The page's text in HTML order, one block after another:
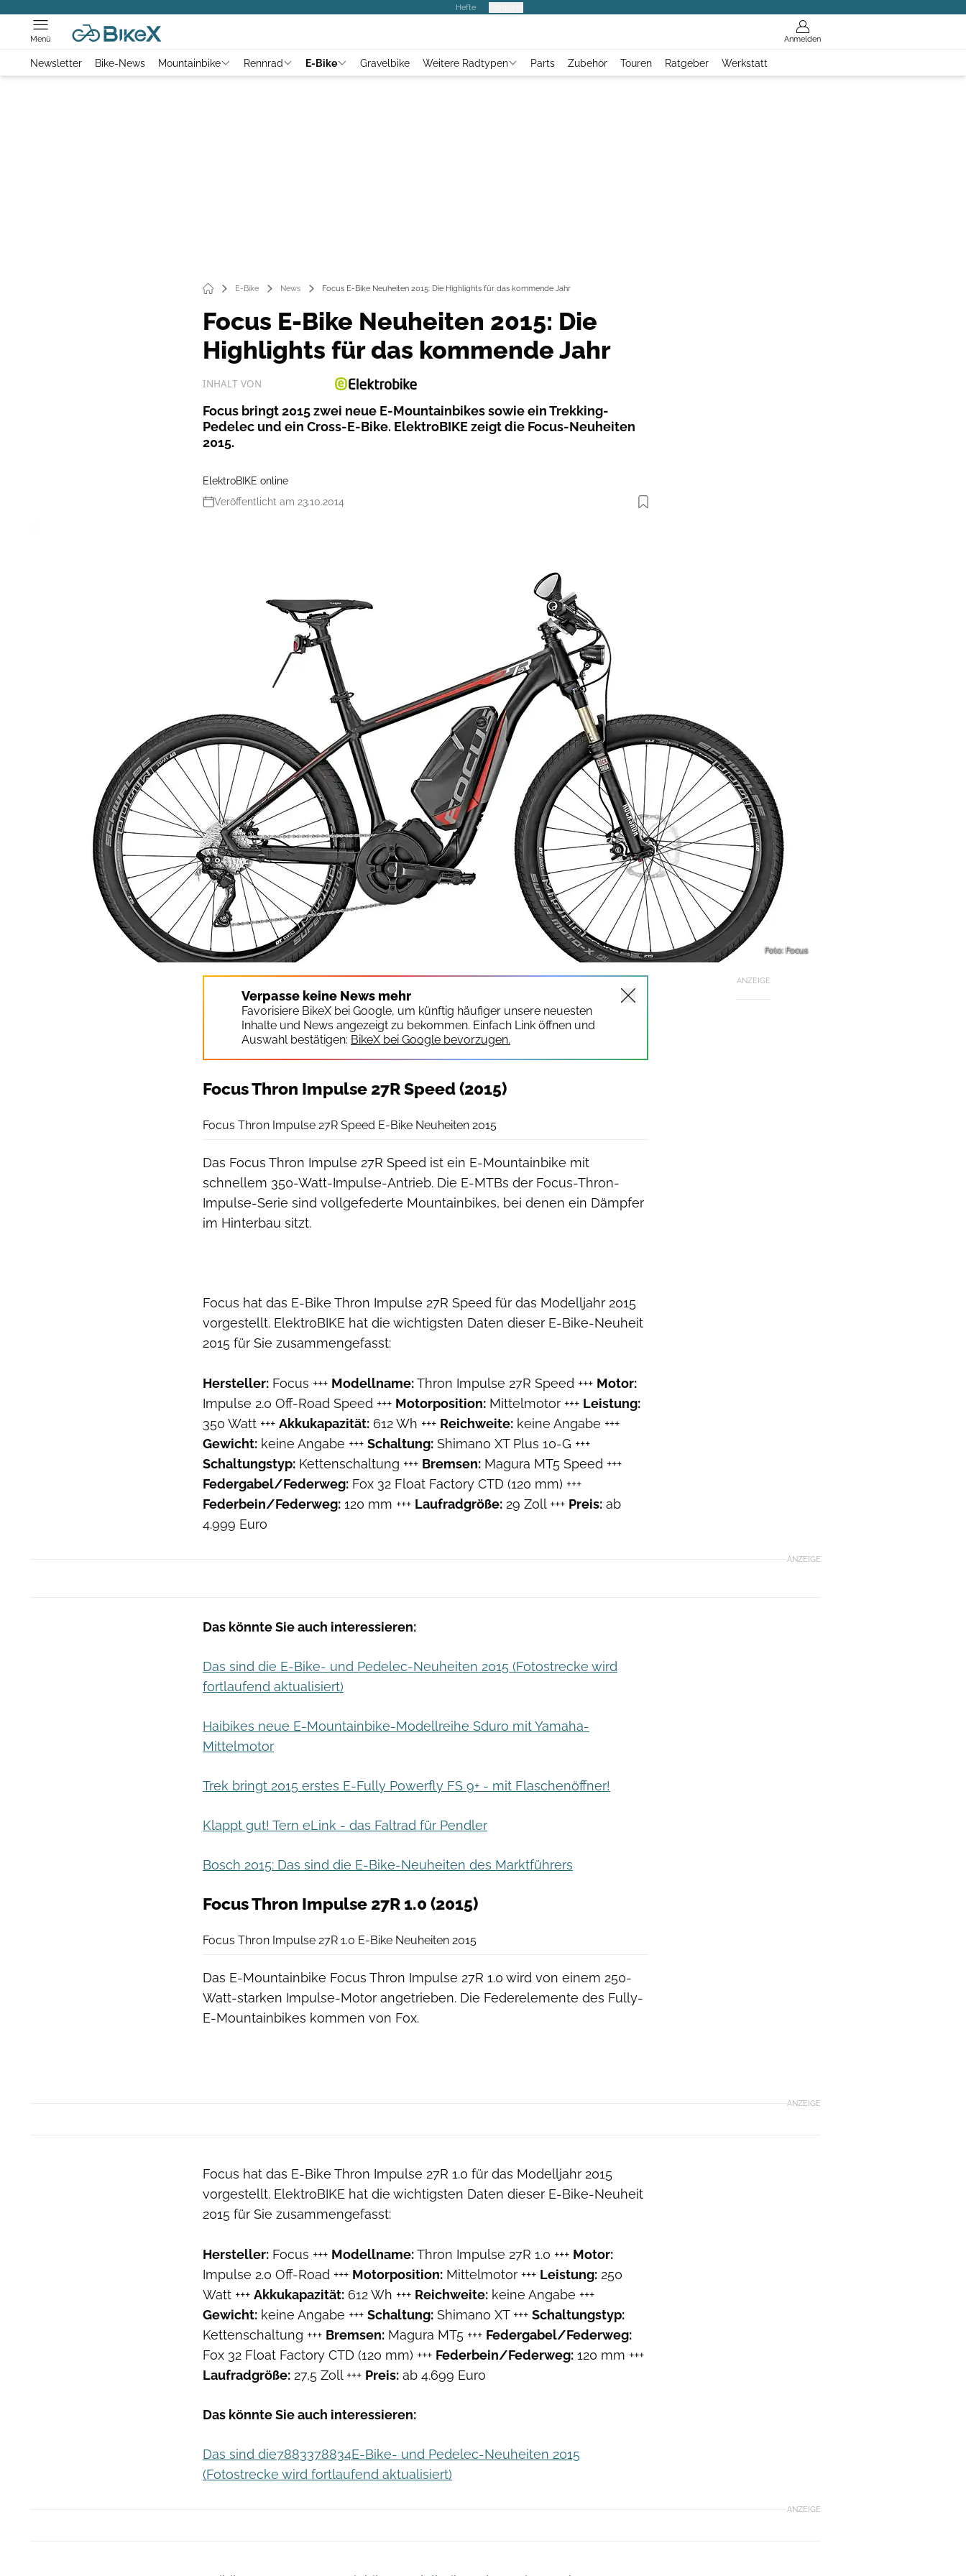
Hefte
Anmelden
Menü
Newsletter Bike-News Mountainbike Rennrad E-Bike Gravelbike Weitere Radtypen Parts Zubehör Touren Ratgeber Werkstatt
E-Bike News Focus E-Bike Neuheiten 2015: Die Highlights für das kommende Jahr
Focus E-Bike Neuheiten 2015: Die
Highlights für das kommende Jahr
INHALT VON
Focus bringt 2015 zwei neue E-Mountainbikes sowie ein Trekking-
Pedelec und ein Cross-E-Bike. ElektroBIKE zeigt die Focus-Neuheiten
2015.
ElektroBIKE online
Veröffentlicht am 23.10.2014
Foto: Focus
ANZEIGE
Verpasse keine News mehr
Favorisiere BikeX bei Google, um künftig häufiger unsere neuesten
Inhalte und News angezeigt zu bekommen. Einfach Link öffnen und
Auswahl bestätigen: BikeX bei Google bevorzugen.
Focus Thron Impulse 27R Speed (2015)
Focus Thron Impulse 27R Speed E-Bike Neuheiten 2015
Das Focus Thron Impulse 27R Speed ist ein E-Mountainbike mit
schnellem 350-Watt-Impulse-Antrieb. Die E-MTBs der Focus-Thron-
Impulse-Serie sind vollgefederte Mountainbikes, bei denen ein Dämpfer
im Hinterbau sitzt.
Focus hat das E-Bike Thron Impulse 27R Speed für das Modelljahr 2015
vorgestellt. ElektroBIKE hat die wichtigsten Daten dieser E-Bike-Neuheit
2015 für Sie zusammengefasst:
Hersteller: Focus +++ Modellname:Thron Impulse 27R Speed +++ Motor:
Impulse 2.0 Off-Road Speed +++ Motorposition: Mittelmotor +++ Leistung:
350 Watt +++ Akkukapazität: 612 Wh +++ Reichweite: keine Angabe +++
Gewicht: keine Angabe +++ Schaltung: Shimano XT Plus 10-G +++
Schaltungstyp: Kettenschaltung +++ Bremsen: Magura MT5 Speed +++
Federgabel/Federweg: Fox 32 Float Factory CTD (120 mm) +++
Federbein/Federweg: 120 mm +++ Laufradgröße: 29 Zoll +++ Preis: ab
4.999 Euro
ANZEIGE
Das könnte Sie auch interessieren:
Das sind die E-Bike- und Pedelec-Neuheiten 2015 (Fotostrecke wird
fortlaufend aktualisiert)
Haibikes neue E-Mountainbike-Modellreihe Sduro mit Yamaha-
Mittelmotor
Trek bringt 2015 erstes E-Fully Powerfly FS 9+ - mit Flaschenöffner!
Klappt gut! Tern eLink - das Faltrad für Pendler
Bosch 2015: Das sind die E-Bike-Neuheiten des Marktführers
Focus Thron Impulse 27R 1.0 (2015)
Focus Thron Impulse 27R 1.0 E-Bike Neuheiten 2015
Das E-Mountainbike Focus Thron Impulse 27R 1.0 wird von einem 250-
Watt-starken Impulse-Motor angetrieben. Die Federelemente des Fully-
E-Mountainbikes kommen von Fox.
ANZEIGE
Focus hat das E-Bike Thron Impulse 27R 1.0 für das Modelljahr 2015
vorgestellt. ElektroBIKE hat die wichtigsten Daten dieser E-Bike-Neuheit
2015 für Sie zusammengefasst:
Hersteller: Focus +++ Modellname:Thron Impulse 27R 1.0 +++ Motor:
Impulse 2.0 Off-Road +++ Motorposition: Mittelmotor +++ Leistung: 250
Watt +++ Akkukapazität: 612 Wh +++ Reichweite: keine Angabe +++
Gewicht: keine Angabe +++ Schaltung: Shimano XT +++ Schaltungstyp:
Kettenschaltung +++ Bremsen: Magura MT5 +++ Federgabel/Federweg:
Fox 32 Float Factory CTD (120 mm) +++ Federbein/Federweg: 120 mm +++
Laufradgröße: 27,5 Zoll +++ Preis: ab 4.699 Euro
Das könnte Sie auch interessieren:
Das sind die7883378834E-Bike- und Pedelec-Neuheiten 2015
(Fotostrecke wird fortlaufend aktualisiert)
ANZEIGE